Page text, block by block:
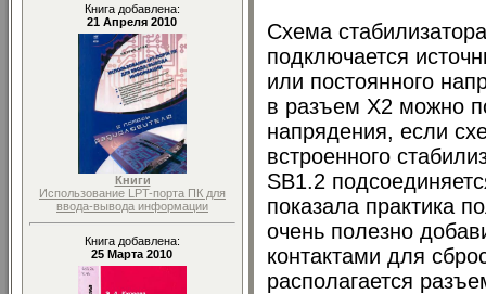
Книга добавлена:
21 Апреля 2010
Книги
Использование LPT-порта ПК для
ввода-вывода информации
Книга добавлена:
25 Марта 2010
Схема
подключается
или постоянного
в разъем Х2 можно
напрядения, если
встроенного
SB1.2
показала практика
очень полезно
контактами для
располагается